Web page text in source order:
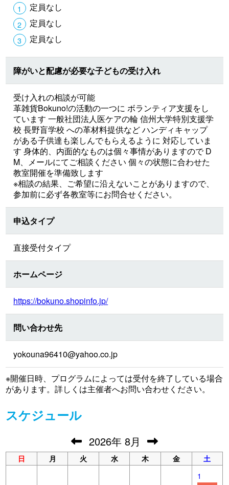
定員なし
定員なし
定員なし
障がいと配慮が必要な子どもの受け入れ
受け入れの相談が可能
革雑貨Bokuno!の活動の一つに ボランティア支援をし
ています 一般社団法人医ケアの輪 信州大学特別支援学
校 長野盲学校 への革材料提供など ハンディキャップ
がある子供達も楽しんでもらえるように 対応していま
す 身体的、内面的なものは個々事情がありますので D
M、メールにてご相談ください 個々の状態に合わせた
教室開催を準備致します
※相談の結果、ご希望に沿えないことがありますので、
参加前に必ず各教室等にお問合せください。
申込タイプ
直接受付タイプ
ホームページ
https://bokuno.shopinfo.jp/
問い合わせ先
yokouna96410@yahoo.co.jp
※開催日時、プログラムによっては受付を終了している場合
があります。詳しくは主催者へお問い合わせください。
スケジュール
2026年 8月
日 月 火 水 木 金
土
1